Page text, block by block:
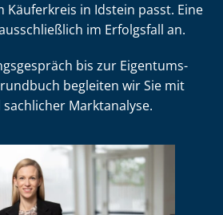
Käuferkreis in Idstein passt. Eine
im Erfolgsfall an.
bis zur Ei­gen­tums­
begleiten wir Sie mit
Marktanalyse.